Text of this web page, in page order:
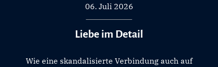
06. Juli 2026
Liebe im Detail
Wie eine skandalisierte Verbindung auch auf